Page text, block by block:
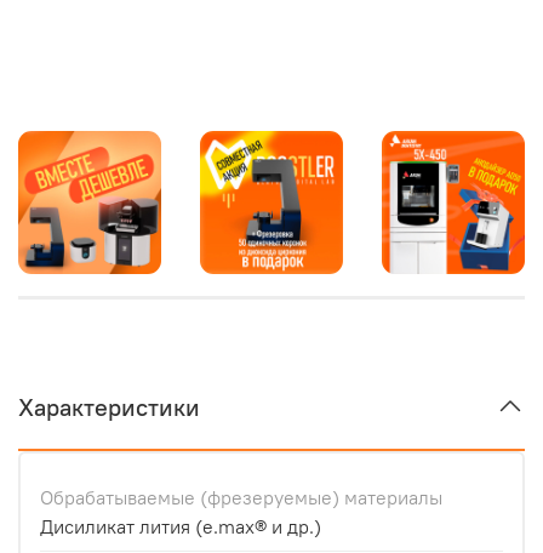
Характеристики
Обрабатываемые (фрезеруемые) материалы
Дисиликат лития (e.max® и др.)